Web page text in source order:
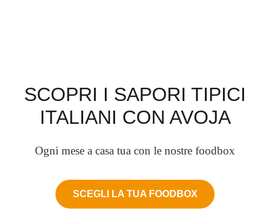
SCOPRI I SAPORI TIPICI
ITALIANI CON AVOJA
Ogni mese a casa tua con le nostre foodbox
SCEGLI LA TUA FOODBOX